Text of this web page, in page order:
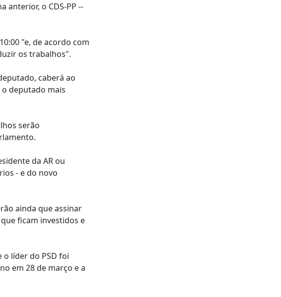
anterior, o CDS-PP --
"e, de acordo com
os trabalhos".
caberá ao
deputado mais
serão
da AR ou
- e do novo
ainda que assinar
ficam investidos e
o líder do PSD foi
em 28 de março e a